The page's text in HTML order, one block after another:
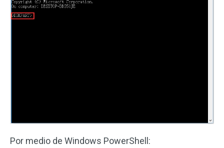
Por medio de Windows PowerShell: